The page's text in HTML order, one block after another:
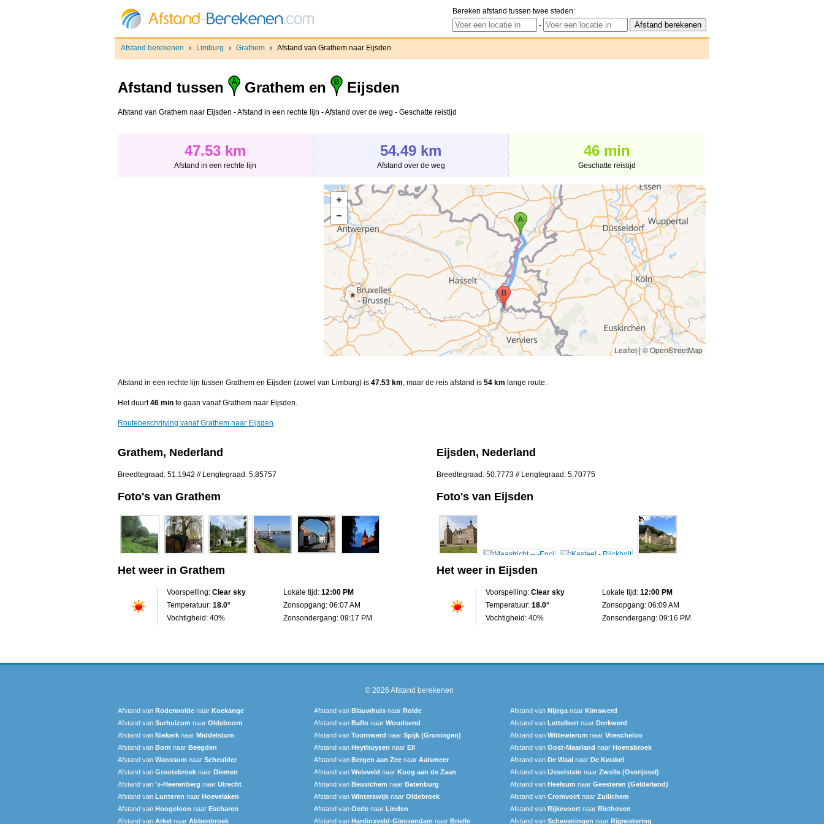
Bereken afstand tussen twee steden:
-
Afstand berekenen › Limburg › Grathem › Afstand van Grathem naar Eijsden
Afstand tussen Grathem en Eijsden
Afstand van Grathem naar Eijsden - Afstand in een rechte lijn - Afstand over de weg - Geschatte reistijd
47.53 km
Afstand in een rechte lijn
54.49 km
Afstand over de weg
46 min
Geschatte reistijd
Leaflet|© OpenStreetMap
Afstand in een rechte lijn tussen Grathem en Eijsden (zowel van Limburg) is 47.53 km, maar de reis afstand is 54 km lange route.
Het duurt46 min te gaan vanaf Grathem naar Eijsden.
Routebeschrijving vanaf Grathem naar Eijsden
Grathem, Nederland
Breedtegraad: 51.1942 // Lengtegraad: 5.85757
Foto's van Grathem
Het weer in Grathem
Voorspelling: Clear sky
Temperatuur: 18.0°
Vochtigheid: 40%
Lokale tijd: 12:00 PM
Zonsopgang: 06:07 AM
Zonsondergang: 09:17 PM
Eijsden, Nederland
Breedtegraad: 50.7773 // Lengtegraad: 5.70775
Foto's van Eijsden
Het weer in Eijsden
Voorspelling: Clear sky
Temperatuur: 18.0°
Vochtigheid: 40%
Lokale tijd: 12:00 PM
Zonsopgang: 06:09 AM
Zonsondergang: 09:16 PM
© 2026 Afstand berekenen
Afstand van Roderwolde naar Koekange Afstand van Blauwhuis naar Rolde Afstand van Nijega naar Kimswerd
Afstand van Surhuizum naar Oldeboorn Afstand van Baflo naar Woudsend Afstand van Lettelbert naar Dorkwerd
Afstand van Niekerk naar Middelstum Afstand van Toornwerd naar Spijk (Groningen) Afstand van Wittewierum naar Vriescheloo
Afstand van Born naar Beegden Afstand van Heythuysen naar Ell Afstand van Oost-Maarland naar Hoensbroek
Afstand van Wanssum naar Scheulder Afstand van Bergen aan Zee naar Aalsmeer Afstand van De Waal naar De Kwakel
Afstand van Grootebroek naar Diemen Afstand van Weleveld naar Koog aan de Zaan Afstand van IJsselstein naar Zwolle (Overijssel)
Afstand van 's-Heerenberg naar Utrecht Afstand van Beusichem naar Batenburg Afstand van Heelsum naar Geesteren (Gelderland)
Afstand van Lunteren naar Hoevelaken Afstand van Winterswijk naar Oldebroek Afstand van Cromvoirt naar Zuilichem
Afstand van Hoogeloon naar Escharen Afstand van Oerle naar Linden Afstand van Rijkevoort naar Riethoven
Afstand van Arkel naar Abbenbroek Afstand van Hardinxveld-Giessendam naar Brielle Afstand van Scheveningen‎ naar Rijpwetering